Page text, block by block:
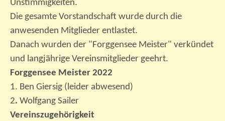
Unstimmigkeiten.
Die gesamte Vorstandschaft wurde durch die
anwesenden Mitglieder entlastet.
Danach wurden der "Forggensee Meister" verkündet
und langjährige Vereinsmitglieder geehrt.
Forggensee Meister 2022
1. Ben Giersig (leider abwesend)
2. Wolfgang Sailer
Vereinszugehörigkeit